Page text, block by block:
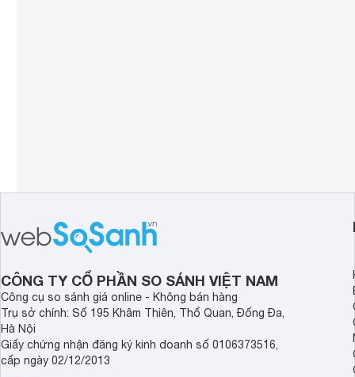
CÔNG TY CỔ PHẦN SO SÁNH VIỆT NAM
Công cụ so sánh giá online - Không bán hàng
Trụ sở chính: Số 195 Khâm Thiên, Thổ Quan, Đống Đa,
Hà Nội
Giấy chứng nhận đăng ký kinh doanh số 0106373516,
cấp ngày 02/12/2013